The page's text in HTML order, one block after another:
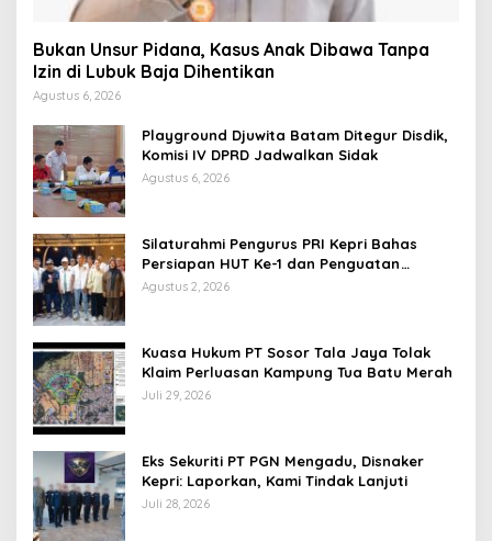
Bukan Unsur Pidana, Kasus Anak Dibawa Tanpa
Izin di Lubuk Baja Dihentikan
Agustus 6, 2026
Playground Djuwita Batam Ditegur Disdik,
Komisi IV DPRD Jadwalkan Sidak
Agustus 6, 2026
Silaturahmi Pengurus PRI Kepri Bahas
Persiapan HUT Ke-1 dan Penguatan
Konsolidasi Partai
Agustus 2, 2026
Kuasa Hukum PT Sosor Tala Jaya Tolak
Klaim Perluasan Kampung Tua Batu Merah
Juli 29, 2026
Eks Sekuriti PT PGN Mengadu, Disnaker
Kepri: Laporkan, Kami Tindak Lanjuti
Juli 28, 2026